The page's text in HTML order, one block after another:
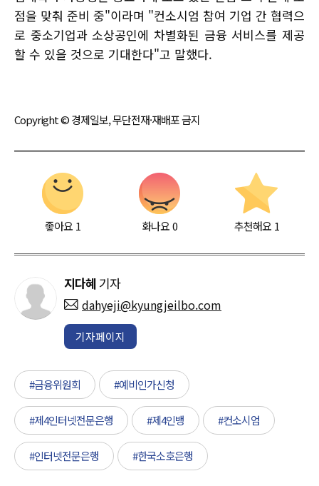
점을 맞춰 준비 중"이라며 "컨소시엄 참여 기업 간 협력으
로 중소기업과 소상공인에 차별화된 금융 서비스를 제공
할 수 있을 것으로 기대한다"고 말했다.
Copyright © 경제일보, 무단전재·재배포 금지
좋아요 1 화나요0 추천해요 1
지다혜 기자
dahyeji@kyungjeilbo.com
기자페이지
#금융위원회 #예비인가신청
#제4인터넷전문은행 #제4인뱅 #컨소시엄
#인터넷전문은행 #한국소호은행